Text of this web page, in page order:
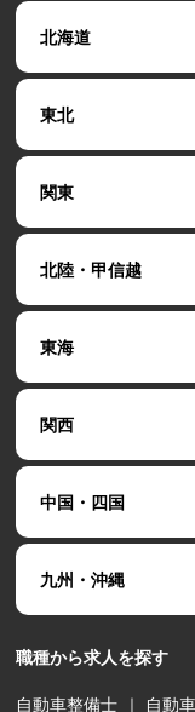
北海道
東北
関東
北陸・甲信越
東海
関西
中国・四国
九州・沖縄
職種から求人を探す
自動車整備士 ｜ 自動